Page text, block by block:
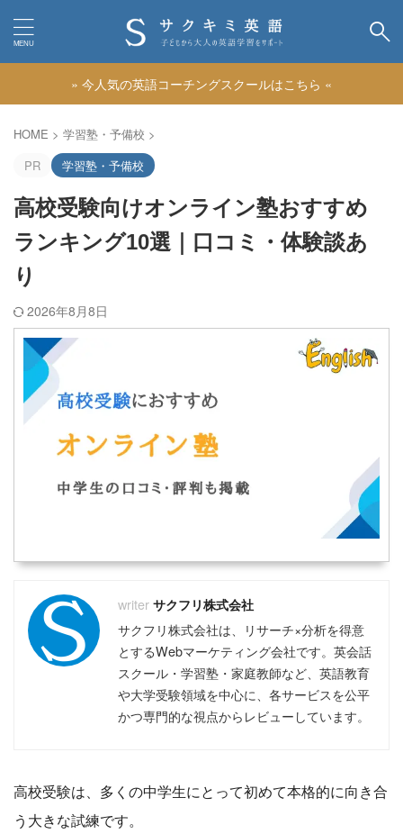
» 今人気の英語コーチングスクールはこちら «
HOME > 学習塾・予備校 >
PR
学習塾・予備校
高校受験向けオンライン塾おすすめ
ランキング10選｜口コミ・体験談あ
り
2026年8月8日
サクフリ株式会社
サクフリ株式会社は、リサーチ×分析を得意
とするWebマーケティング会社です。英会話
スクール・学習塾・家庭教師など、英語教育
や大学受験領域を中心に、各サービスを公平
かつ専門的な視点からレビューしています。
高校受験は、多くの中学生にとって初めて本格的に向き合
う大きな試練です。